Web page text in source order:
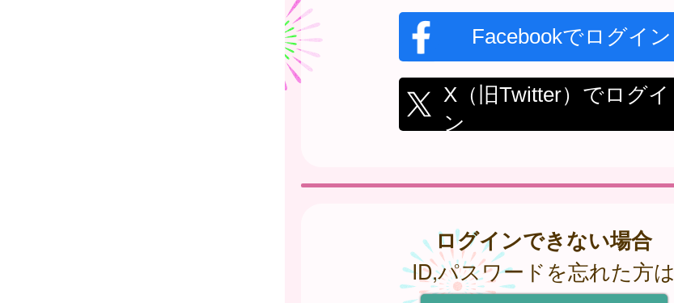
Facebookでログイン
X（旧Twitter）でログイ
ン
ログインできない場合
ID,パスワードを忘れた方は